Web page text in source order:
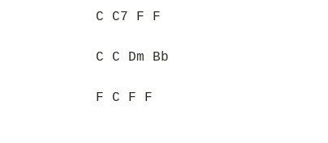
C C7 F F
C C Dm Bb
F C F F